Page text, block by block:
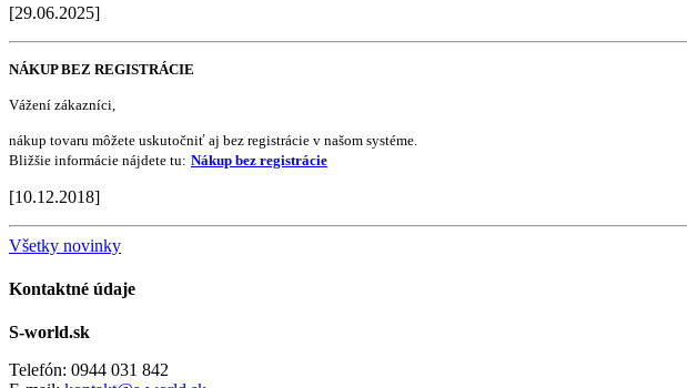
[29.06.2025]
NÁKUP BEZ REGISTRÁCIE
Vážení zákazníci,
nákup tovaru môžete uskutočniť aj bez registrácie v našom systéme.
Bližšie informácie nájdete tu: Nákup bez registrácie
[10.12.2018]
Všetky novinky
Kontaktné údaje
S-world.sk
Telefón: 0944 031 842